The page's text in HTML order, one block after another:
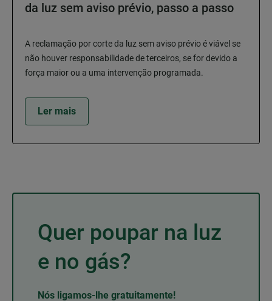
da luz sem aviso prévio, passo a passo
A reclamação por corte da luz sem aviso prévio é viável se
não houver responsabilidade de terceiros, se for devido a
força maior ou a uma intervenção programada.
Ler mais
Quer poupar na luz
e no gás?
Nós ligamos-lhe gratuitamente!